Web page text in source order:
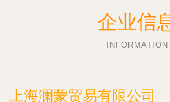
企业信
INFORMATION
上海澜蒙贸易有限公司